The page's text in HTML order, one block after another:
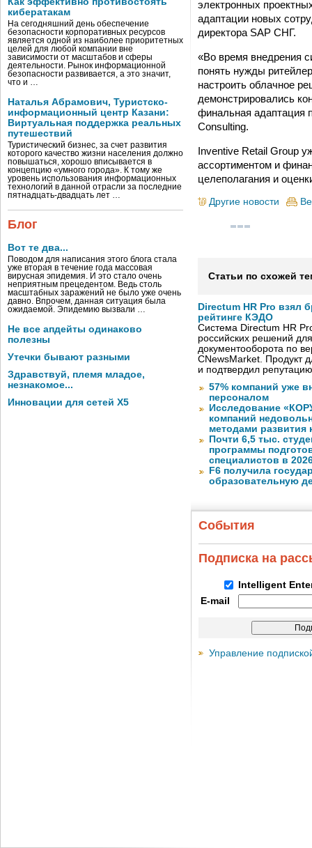
кибератакам
На сегодняшний день обеспечение
безопасности корпоративных ресурсов
является одной из наиболее приоритетных
целей для любой компании вне
зависимости от масштабов и сферы
деятельности. Рынок информационной
безопасности развивается, а это значит,
что и …
Наталья Абрамович, Туристско-
информационный центр Казани:
Виртуальная поддержка реальных
путешествий
Туристический бизнес, за счет развития
которого качество жизни населения должно
повышаться, хорошо вписывается в
концепцию «умного города». К тому же
уровень использования информационных
технологий в данной отрасли за последние
пятнадцать-двадцать лет …
Блог
Вот те два...
Поводом для написания этого блога стала
уже вторая в течение года массовая
вирусная эпидемия. И это стало очень
неприятным прецедентом. Ведь столь
масштабных заражений не было уже очень
давно. Впрочем, данная ситуация была
ожидаемой. Эпидемию вызвали …
Не все апдейты одинаково
полезны
Утечки бывают разными
Здравствуй, племя младое,
незнакомое...
Инновации для сетей X5
электронных
адаптации новых
директора SAP СНГ.
«Во время внедрения
понять нужды
настроить облачное
демонстрировались
финальная адаптация
Consulting.
Inventive Retail Group
ассортиментом и
целеполагания и
Другие новости
Статьи по схожей
Directum HR Pro взял
рейтинге КЭДО
Система Directum HR
российских решений
документооборота по
CNewsMarket. Продукт
и подтвердил
57% компаний уже
персоналом
Исследование
компаний
методами развития
Почти 6,5 тыс.
программы
специалистов в
F6 получила
образовательную
События
Подписка на
Intelligent
E-mail
Управление